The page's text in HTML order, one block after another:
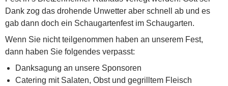
Dank zog das drohende Unwetter aber schnell ab und es
gab dann doch ein Schaugartenfest im Schaugarten.
Wenn Sie nicht teilgenommen haben an unserem Fest,
dann haben Sie folgendes verpasst:
Danksagung an unsere Sponsoren
Catering mit Salaten, Obst und gegrilltem Fleisch